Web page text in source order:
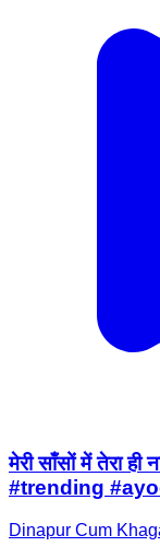
मेरी साँसों में तेरा
#trending
Dinapur Cum